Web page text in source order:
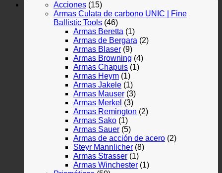
Acciones (15)
Armas Culata de carbono UNIC | Fine
Ballistic Tools (46)
Armas Beretta (1)
Armas de Bergara (2)
Armas Blaser (9)
Armas Browning (4)
Armas Chapuis (1)
Armas Heym (1)
Armas Jakele (1)
Armas Mauser (3)
Armas Merkel (3)
Armas Remington (2)
Armas Sako (1)
Armas Sauer (5)
Armas de acción de acero (2)
Steyr Mannlicher (8)
Armas Strasser (1)
Armas Winchester (1)